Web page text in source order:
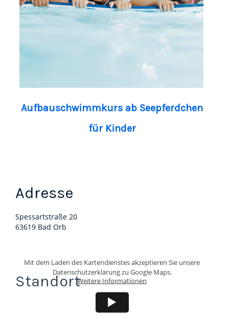
Aufbauschwimmkurs ab Seepferdchen
für Kinder
Adresse
Spessartstraße 20
63619 Bad Orb
Standort
Mit dem Laden des Kartendienstes akzeptieren Sie unsere
Datenschutzerklärung zu Google Maps.
Weitere Informationen